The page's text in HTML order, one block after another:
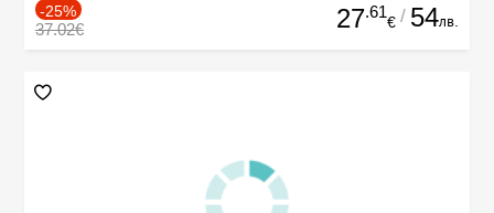
-25%
37.02€ 27.61
€ / 54лв.